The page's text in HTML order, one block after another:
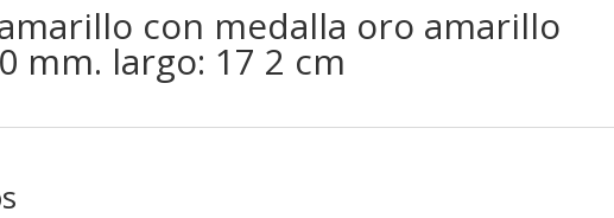
17
2
cantidad
con medalla oro amarillo
mm. largo: 17 2 cm